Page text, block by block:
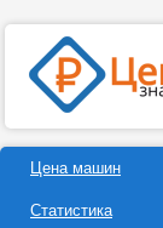
Цена машин
Статистика